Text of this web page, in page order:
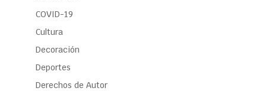
COVID-19
Cultura
Decoración
Deportes
Derechos de Autor